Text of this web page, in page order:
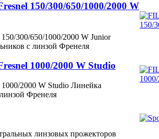
150/300/650/1000/2000 W
300/650/1000/2000 W Junior
с линзой Френеля
1000/2000 W Studio
2000 W Studio Линейка
Френеля
линзовых прожекторов